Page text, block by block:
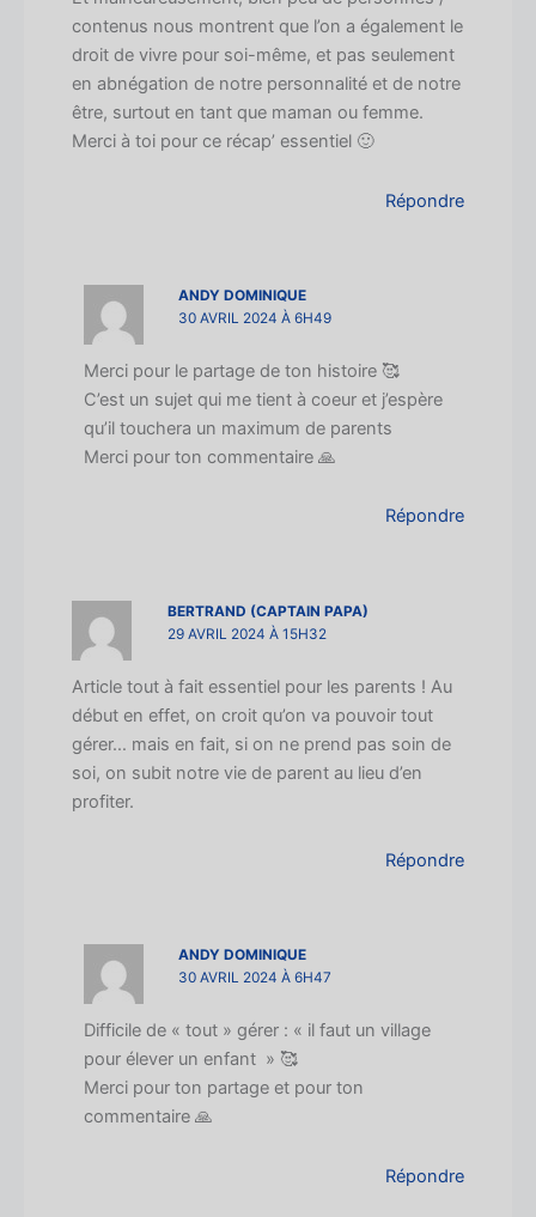
contenus nous montrent que l’on a également le
droit de vivre pour soi-même, et pas seulement
en abnégation de notre personnalité et de notre
être, surtout en tant que maman ou femme.
Merci à toi pour ce récap’ essentiel 🙂
Répondre
ANDY DOMINIQUE
30 AVRIL 2024 À 6H49
Merci pour le partage de ton histoire 🥰
C’est un sujet qui me tient à coeur et j’espère
qu’il touchera un maximum de parents
Merci pour ton commentaire 🙏
Répondre
BERTRAND (CAPTAIN PAPA)
29 AVRIL 2024 À 15H32
Article tout à fait essentiel pour les parents ! Au
début en effet, on croit qu’on va pouvoir tout
gérer… mais en fait, si on ne prend pas soin de
soi, on subit notre vie de parent au lieu d’en
profiter.
Répondre
ANDY DOMINIQUE
30 AVRIL 2024 À 6H47
Difficile de « tout » gérer : « il faut un village
pour élever un enfant » 🥰
Merci pour ton partage et pour ton
commentaire 🙏
Répondre